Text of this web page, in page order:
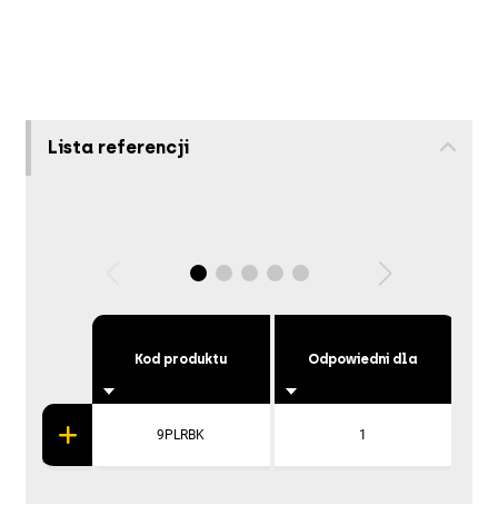
Lista referencji
Kod produktu
9PLRBK
Odpowiedni dla
1